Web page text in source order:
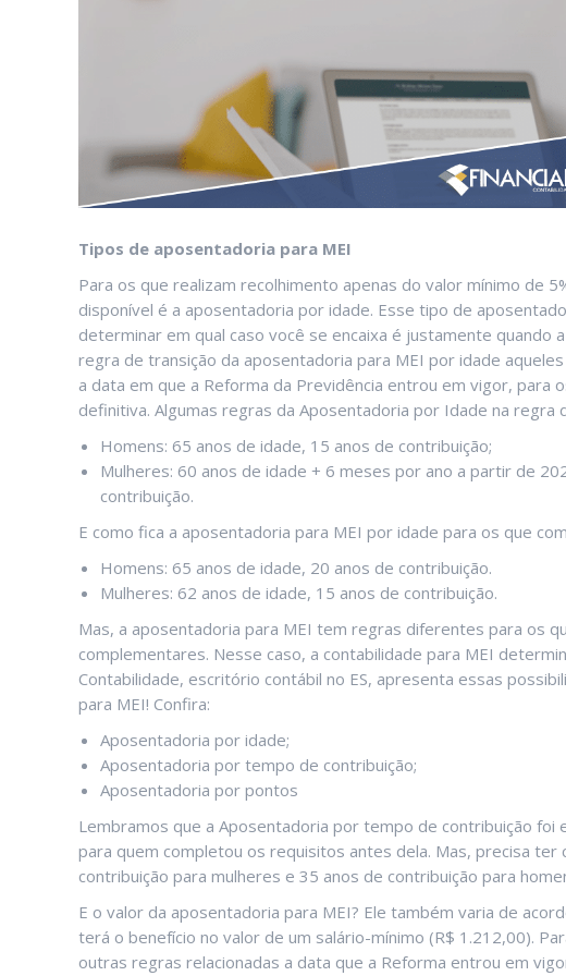
Tipos de aposentadoria para MEI
Para os que realizam recolhimento apenas do valor mínimo de
disponível é a aposentadoria por idade. Esse tipo de
determinar em qual caso você se encaixa é justamente quando
regra de transição da aposentadoria para MEI por idade
a data em que a Reforma da Previdência entrou em vigor, para
definitiva. Algumas regras da Aposentadoria por Idade na regra
Homens: 65 anos de idade, 15 anos de contribuição;
Mulheres: 60 anos de idade + 6 meses por ano a partir de
contribuição.
E como fica a aposentadoria para MEI por idade para os que
Homens: 65 anos de idade, 20 anos de contribuição.
Mulheres: 62 anos de idade, 15 anos de contribuição.
Mas, a aposentadoria para MEI tem regras diferentes para os
complementares. Nesse caso, a contabilidade para MEI
Contabilidade, escritório contábil no ES, apresenta essas
para MEI! Confira:
Aposentadoria por idade;
Aposentadoria por tempo de contribuição;
Aposentadoria por pontos
Lembramos que a Aposentadoria por tempo de contribuição foi
para quem completou os requisitos antes dela. Mas, precisa
contribuição para mulheres e 35 anos de contribuição para
E o valor da aposentadoria para MEI? Ele também varia de
terá o benefício no valor de um salário-mínimo (R$ 1.212,00).
outras regras relacionadas a data que a Reforma entrou em